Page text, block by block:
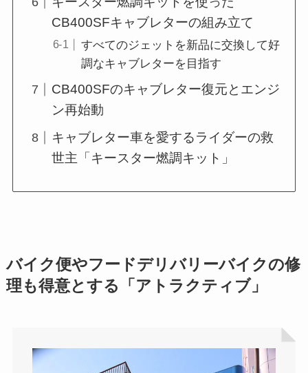
CB400SFキャブレターの組み立て
すべてのジェットを新品に交換して好
調なキャブレターを目指す
CB400SFのキャブレター復元とエンジ
ン再始動
キャブレター車を愛するライダーの救
世主「キースター燃調キット」
バイク便やフードデリバリーバイクの修
理も得意とする「アトラクティブ」